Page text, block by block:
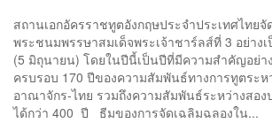
สถานเอกอัครราชทูตอังกฤษประจำประเทศไทย
พระชนมพรรษาสมเด็จพระเจ้าชาร์ลส์ที่ 3 อย่าง
(5 มิถุนายน) โดยในปีนี้เป็นปีที่มีความสำคัญอย่า
ครบรอบ 170 ปีของความสัมพันธ์ทางการทูตระห
อาณาจักร-ไทย รวมถึงความสัมพันธ์ระหว่างสอง
ได้กว่า 400 ปี ธีมของการจัดเฉลิมฉลองใน...